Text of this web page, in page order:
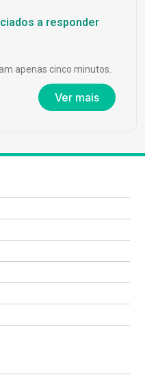
a responder
apenas cinco minutos.
Ver mais